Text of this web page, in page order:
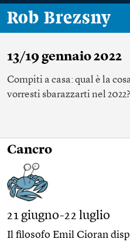
Rob Brezsny
13/19 gennaio 2022
Compiti a casa: qual è la
vorresti sbarazzarti nel 2022?
Cancro
21 giugno-22 luglio
Il filosofo Emil Cioran